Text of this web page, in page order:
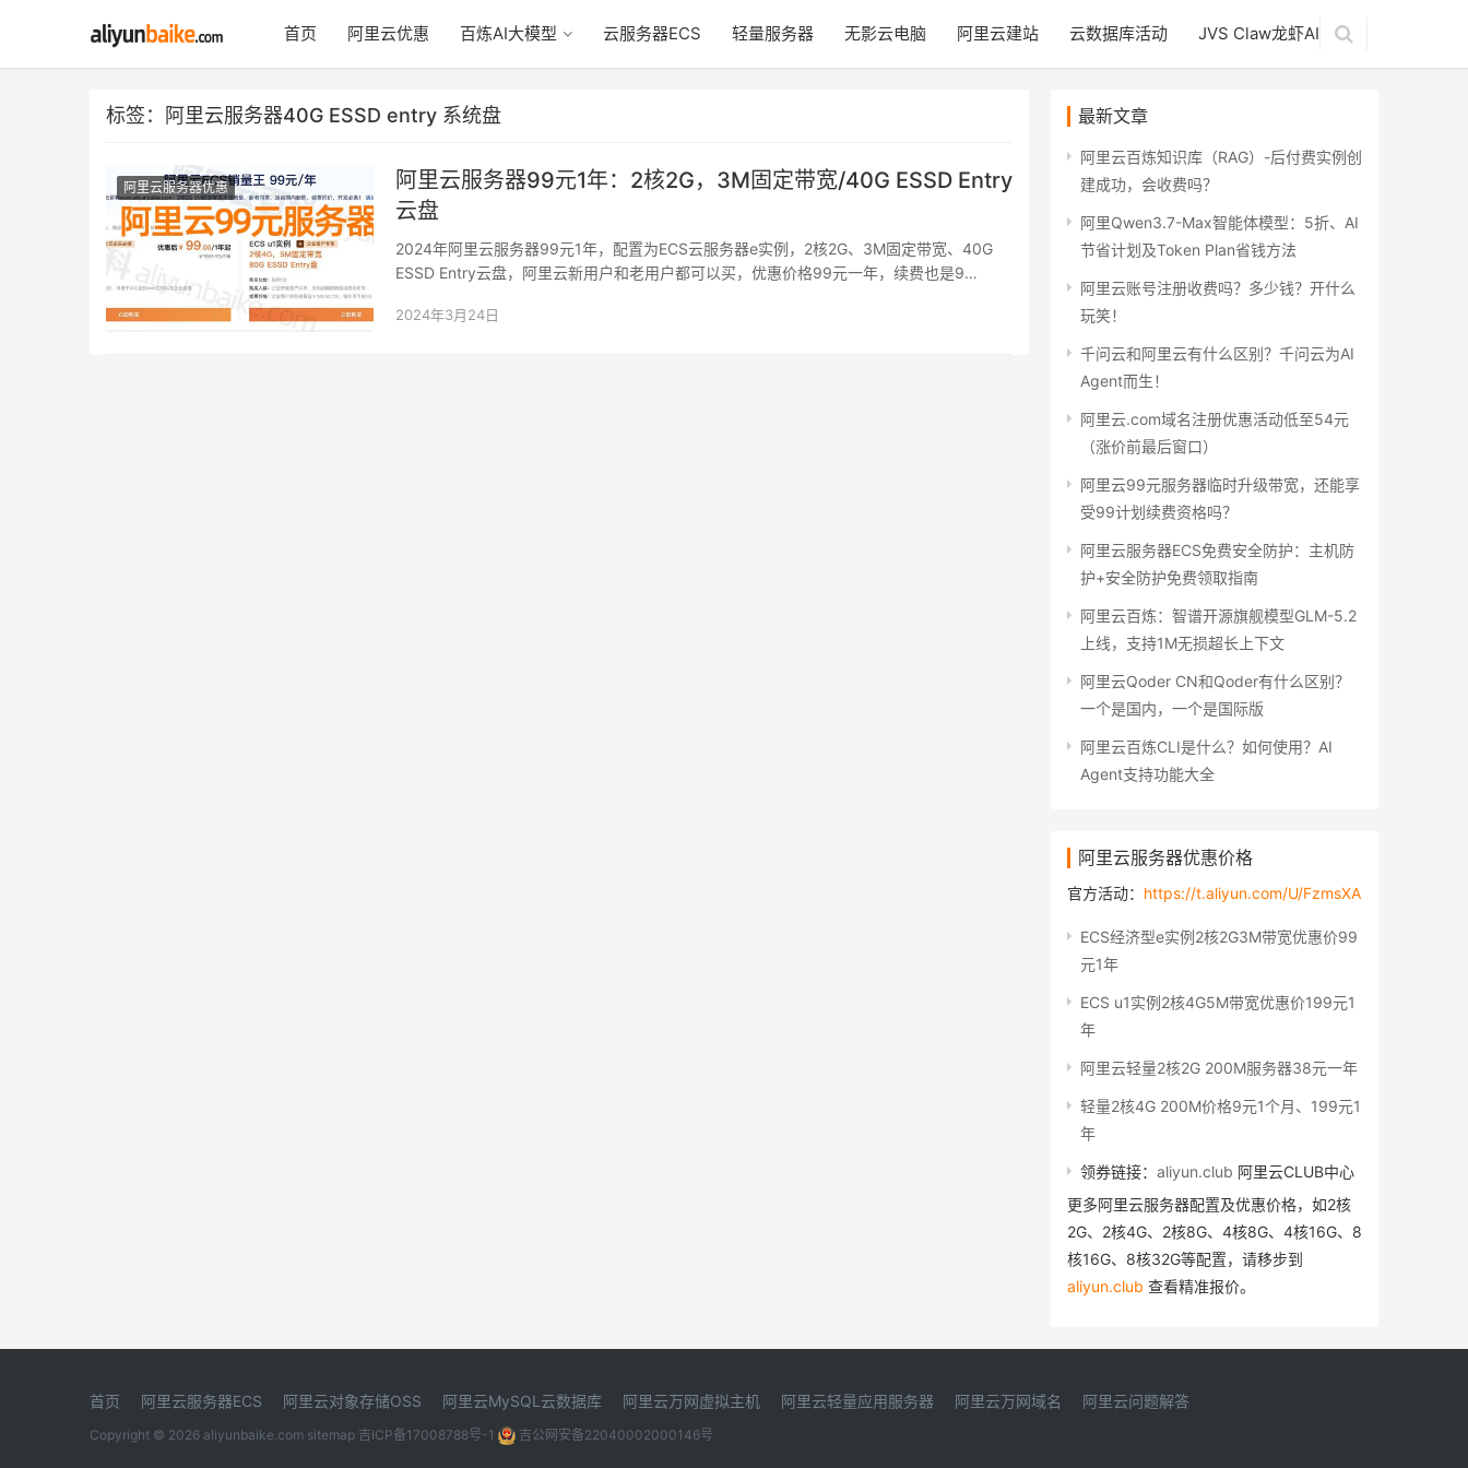
首页 阿里云优惠 百炼AI大模型 云服务器ECS 轻量服务器 无影云电脑 阿里云建站 云数据库活动 JVS Claw龙虾AI
标签：阿里云服务器40G ESSD entry 系统盘
阿里云服务器优惠
阿里云服务器99元1年：2核2G，3M固定带宽/40G ESSD Entry
云盘
2024年阿里云服务器99元1年，配置为ECS云服务器e实例，2核2G、3M固定带宽、40G
ESSD Entry云盘，阿里云新用户和老用户都可以买，优惠价格99元一年，续费也是9…
2024年3月24日
最新文章
阿里云百炼知识库（RAG）-后付费实例创
建成功，会收费吗？
阿里Qwen3.7-Max智能体模型：5折、AI
节省计划及Token Plan省钱方法
阿里云账号注册收费吗？多少钱？开什么
玩笑！
千问云和阿里云有什么区别？千问云为AI
Agent而生！
阿里云.com域名注册优惠活动低至54元
（涨价前最后窗口）
阿里云99元服务器临时升级带宽，还能享
受99计划续费资格吗？
阿里云服务器ECS免费安全防护：主机防
护+安全防护免费领取指南
阿里云百炼：智谱开源旗舰模型GLM-5.2
上线，支持1M无损超长上下文
阿里云Qoder CN和Qoder有什么区别？
一个是国内，一个是国际版
阿里云百炼CLI是什么？如何使用？AI
Agent支持功能大全
阿里云服务器优惠价格
官方活动： https://t.aliyun.com/U/FzmsXA
ECS经济型e实例2核2G3M带宽优惠价99
元1年
ECS u1实例2核4G5M带宽优惠价199元1
年
阿里云轻量2核2G 200M服务器38元一年
轻量2核4G 200M价格9元1个月、199元1
年
领券链接： aliyun.club 阿里云CLUB中心
更多阿里云服务器配置及优惠价格，如2核
2G、2核4G、2核8G、4核8G、4核16G、8
核16G、8核32G等配置，请移步到
aliyun.club 查看精准报价。
首页 阿里云服务器ECS 阿里云对象存储OSS 阿里云MySQL云数据库 阿里云万网虚拟主机 阿里云轻量应用服务器 阿里云万网域名 阿里云问题解答
Copyright © 2026 aliyunbaike.com sitemap 吉ICP备17008788号-1 吉公网安备22040002000146号